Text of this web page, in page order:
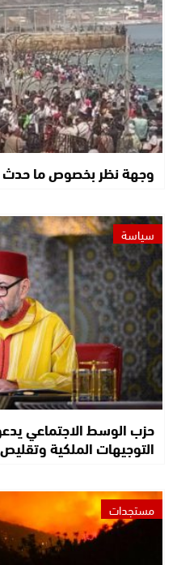
وجهة نظر بخصوص ما حدث
سياسة
حزب الوسط الاجتماعي
التوجيهات الملكية
مستجدات